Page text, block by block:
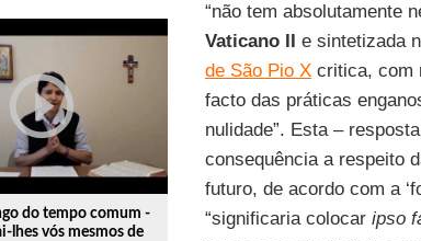
play_circle_outline
do tempo comum -
lhes vós mesmos de
“não tem absolutamente
Vaticano II e sintetizada
de São Pio Xcritica, com
facto das práticas
nulidade”. Esta –
consequência a respeito
futuro, de acordo com a
“significaria colocar ipso